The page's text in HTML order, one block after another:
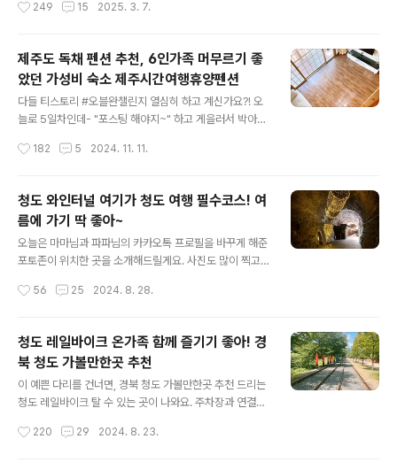
다! 일본 오사카 근교 여행 추천지 효고현 히메지성은 일본
좋아하는 건 아니지만- 이번에 다녀와보니 일본 특유의 감
가는지 알 것 같았어요!아무튼 여행 떠나기 전, 숙박할 곳을
찾아보는데- 호텔들은 하나같이 한국에서도 느낄 수 있는
감성이라 뭔가 아쉬었습니다. 이왕 일본 가면 뭔가 유니크
한, 일본만의 감성을 느껴보고 싶었거든요. 고민하다가 일
본! 하면 그 특유의 다다미방이 가장 먼저 떠올라서! 이거-
온 가족 동의하에 일본 오사카 에어비앤비 예약을 진행하
249 15 2025. 3. 7.
제주도 독채 펜션 추천, 6인가족 머무르기 좋
았던 가성비 숙소 제주시간여행휴양펜션
다들 티스토리 #오블완챌린지 열심히 하고 계신가요?! 오
늘로 5일차인데- "포스팅 해야지~" 하고 게을러서 박아뒀
으하핫 (긍정적인 거 맞죠...?)여하튼, 오늘은 저희가족끼
제주도 가성비 숙소 제주시간여행휴양펜션을 소개해드려
볼까 하는데요- 6명이 머무는데도 10만원대의 착한 가격
이라 진짜 엄청 만족했었어요!룸 컨디션도 좋았고- 사장님
께서 진짜 친절하셔서 기분 좋게 1박 하고 갔던 곳이랍니
다. 현재도 계속 운영되고 있는 곳이구요- 제주도 독채 펜
이용할 수 있답니다.저희는 미리 네이버로 예약을 하고 방
182 5 2024. 11. 11.
청도 와인터널 여기가 청도 여행 필수코스! 여
름에 가기 딱 좋아~
오늘은 마마님과 파파님의 카카오톡 프로필을 바꾸게 해준
포토존이 위치한 곳을 소개해드릴게요. 사진도 많이 찍고
중이시라면 이 곳도 꼭! 넣어주세요~아! 그러고보니, 최근
들이 계시다면- 참고하시라고 슬쩍 링크 띄워드릴게요 :)
청도 레일바이크 온가족 함께 즐기기 좋아! 경북 청도 가
볼만한곳 추천이 예쁜 다리를 건너면, 경북 청도 가볼만한
곳 추천 드리는 청도 레일바이크 탈 수 있는 곳이 나와요.
주차장과 연결된 다리로- 다리 건너편에 주차하신 다음, 여
m 무튼, 청도 레일바이크에 뒤이어 저희가 청도 여행 했을
56 25 2024. 8. 28.
청도 레일바이크 온가족 함께 즐기기 좋아! 경
북 청도 가볼만한곳 추천
이 예쁜 다리를 건너면, 경북 청도 가볼만한곳 추천 드리는
청도 레일바이크 탈 수 있는 곳이 나와요. 주차장과 연결된
서 건너주시면 됩니다.오늘은 한번쯤 놀러가볼 만한 곳! 경
220 29 2024. 8. 23.